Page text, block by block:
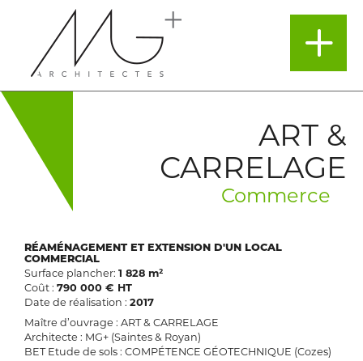
ART &
CARRELAGE
Commerce
RÉAMÉNAGEMENT ET EXTENSION D'UN LOCAL
COMMERCIAL
Surface plancher: 1 828 m²
Coût : 790 000 € HT
Date de réalisation : 2017
Maître d’ouvrage : ART & CARRELAGE
Architecte : MG+ (Saintes & Royan)
BET Etude de sols : COMPÉTENCE GÉOTECHNIQUE (Cozes)